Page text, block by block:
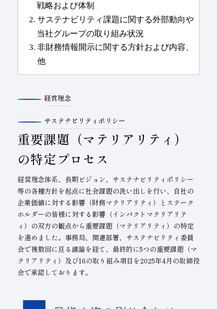
経営理念
サステナビリティポリシー
重要課題（マテリアリティ）
の特定プロセス
経営理念体系、長期ビジョン、サステナビリティポリシー
等の各種方針を起点に社会課題の洗い出しを行い、自社の
企業価値に対する影響（財務マテリアリティ）とステーク
ホルダーの皆様に対する影響（インパクトマテリアリテ
ィ）の双方の観点から重要課題（マテリアリティ）の特定
を進めました。事務局、関連部署、サステナビリティ委員
会で複数回に亘る議論を経て、最終的に5つの重要課題（マ
テリアリティ）及び16の取り組み項目を2025年4月の取締役
会で承認しております。